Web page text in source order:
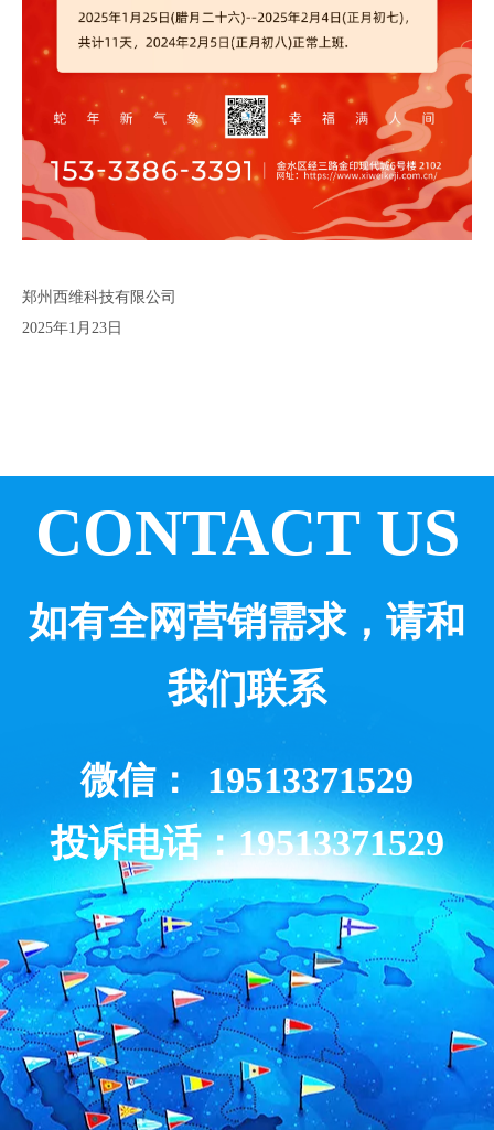
郑州西维科技有限公司
2025年1月23日
CONTACT US
如有全网营销需求，请和
我们联系
微信：
19513371529
投诉电话：19513371529